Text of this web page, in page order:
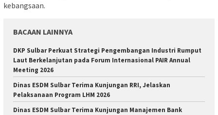
kebangsaan.
BACAAN LAINNYA
DKP Sulbar Perkuat Strategi Pengembangan Industri Rumput
Laut Berkelanjutan pada Forum Internasional PAIR Annual
Meeting 2026
Dinas ESDM Sulbar Terima Kunjungan RRI, Jelaskan
Pelaksanaan Program LHM 2026
Dinas ESDM Sulbar Terima Kunjungan Manajemen Bank